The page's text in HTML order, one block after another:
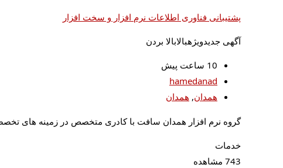
پشتیبانی فناوری اطلاعات نرم افزار و سخت افزار
آگهی جدیدویژهبالابالا بردن
10 ساعت پیش
hamedanad
همدان, همدان
گروه نرم افزار همدان سافت با کادری متخصص در زمینه های
خدمات
743 مشاهده